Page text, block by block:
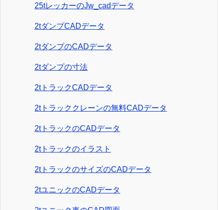
25tレッカーのJw_cadデータ
2tダンプCADデータ
2tダンプのCADデータ
2tダンプの寸法
2tトラックCADデータ
2tトラッククレーンの無料CADデータ
2tトラックのCADデータ
2tトラックのイラスト
2tトラックのサイズのCADデータ
2tユニックのCADデータ